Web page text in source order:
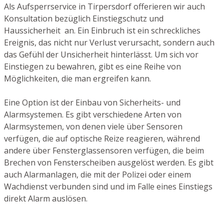
Als Aufsperrservice in Tirpersdorf offerieren wir auch
Konsultation bezüglich Einstiegschutz und
Haussicherheit an. Ein Einbruch ist ein schreckliches
Ereignis, das nicht nur Verlust verursacht, sondern auch
das Gefühl der Unsicherheit hinterlässt. Um sich vor
Einstiegen zu bewahren, gibt es eine Reihe von
Möglichkeiten, die man ergreifen kann.
Eine Option ist der Einbau von Sicherheits- und
Alarmsystemen. Es gibt verschiedene Arten von
Alarmsystemen, von denen viele über Sensoren
verfügen, die auf optische Reize reagieren, während
andere über Fensterglassensoren verfügen, die beim
Brechen von Fensterscheiben ausgelöst werden. Es gibt
auch Alarmanlagen, die mit der Polizei oder einem
Wachdienst verbunden sind und im Falle eines Einstiegs
direkt Alarm auslösen.